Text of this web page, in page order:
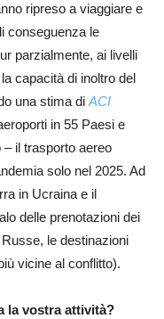
ripreso a viaggiare e
conseguenza le
parzialmente, ai livelli
capacità di inoltro del
una stima di ACI
in 55 Paesi e
il trasporto aereo
solo nel 2025. Ad
in Ucraina e il
delle prenotazioni dei
le destinazioni
vicine al conflitto).
la vostra attività?